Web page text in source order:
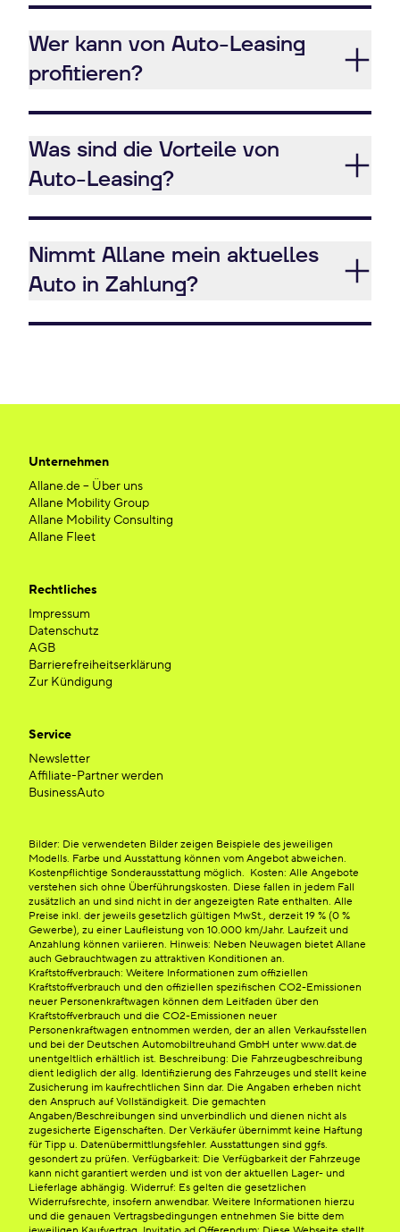
Wer kann von Auto-Leasing
profitieren?
Was sind die Vorteile von
Auto-Leasing?
Nimmt Allane mein aktuelles
Auto in Zahlung?
Unternehmen
Allane.de – Über uns
Allane Mobility Group
Allane Mobility Consulting
Allane Fleet
Rechtliches
Impressum
Datenschutz
AGB
Barrierefreiheitserklärung
Zur Kündigung
Service
Newsletter
Affiliate-Partner werden
BusinessAuto
Bilder: Die verwendeten Bilder zeigen Beispiele des jeweiligen
Modells. Farbe und Ausstattung können vom Angebot abweichen.
Kostenpflichtige Sonderausstattung möglich. Kosten: Alle Angebote
verstehen sich ohne Überführungskosten. Diese fallen in jedem Fall
zusätzlich an und sind nicht in der angezeigten Rate enthalten. Alle
Preise inkl. der jeweils gesetzlich gültigen MwSt., derzeit 19 % (0 %
Gewerbe), zu einer Laufleistung von 10.000 km/Jahr. Laufzeit und
Anzahlung können variieren. Hinweis: Neben Neuwagen bietet Allane
auch Gebrauchtwagen zu attraktiven Konditionen an.
Kraftstoffverbrauch: Weitere Informationen zum offiziellen
Kraftstoffverbrauch und den offiziellen spezifischen CO2-Emissionen
neuer Personenkraftwagen können dem Leitfaden über den
Kraftstoffverbrauch und die CO2-Emissionen neuer
Personenkraftwagen entnommen werden, der an allen Verkaufsstellen
und bei der Deutschen Automobiltreuhand GmbH unter www.dat.de
unentgeltlich erhältlich ist. Beschreibung: Die Fahrzeugbeschreibung
dient lediglich der allg. Identifizierung des Fahrzeuges und stellt keine
Zusicherung im kaufrechtlichen Sinn dar. Die Angaben erheben nicht
den Anspruch auf Vollständigkeit. Die gemachten
Angaben/Beschreibungen sind unverbindlich und dienen nicht als
zugesicherte Eigenschaften. Der Verkäufer übernimmt keine Haftung
für Tipp u. Datenübermittlungsfehler. Ausstattungen sind ggfs.
gesondert zu prüfen. Verfügbarkeit: Die Verfügbarkeit der Fahrzeuge
kann nicht garantiert werden und ist von der aktuellen Lager- und
Lieferlage abhängig. Widerruf: Es gelten die gesetzlichen
Widerrufsrechte, insofern anwendbar. Weitere Informationen hierzu
und die genauen Vertragsbedingungen entnehmen Sie bitte dem